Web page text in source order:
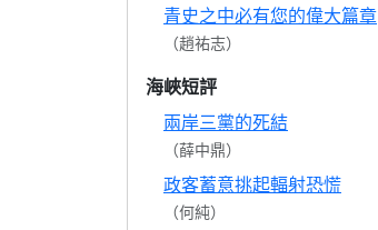
青史之中必有您的偉大篇章
（趙祐志）
海峽短評
兩岸三黨的死結
（薛中鼎）
政客蓄意挑起輻射恐慌
（何純）